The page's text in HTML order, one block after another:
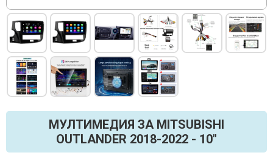
МУЛТИМЕДИЯ ЗА MITSUBISHI
OUTLANDER 2018-2022 - 10"